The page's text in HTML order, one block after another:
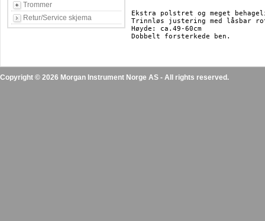
Trommer
Retur/Service skjema
Ekstra polstret og meget
Trinnløs justering med låsbar
Høyde: ca.49-60cm
Copyright © 2026 Morgan Instrument Norge AS - All rights reserved.